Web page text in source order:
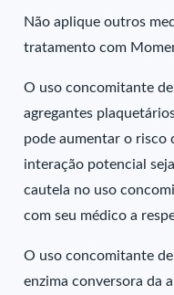
Não aplique outros
tratamento com
O uso concomitante
agregantes
pode aumentar o risco
interação potencial
cautela no uso
com seu médico a
O uso concomitante
enzima conversora da